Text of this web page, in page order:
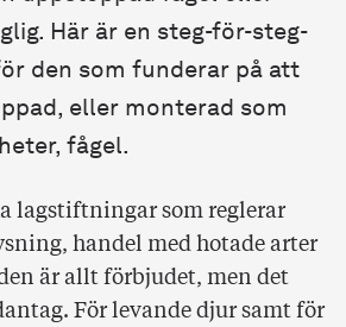
Här är en steg-för-steg-
den som funderar på att
eller monterad som
fågel.
lagstiftningar som reglerar
handel med hotade arter
är allt förbjudet, men det
För levande djur samt för